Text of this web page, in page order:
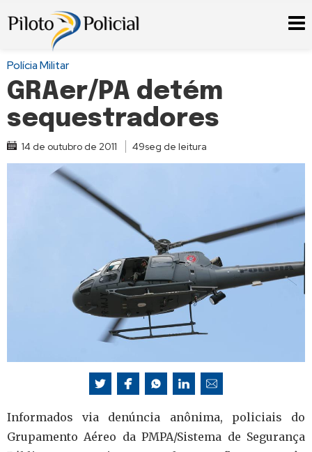
Polícia Militar
GRAer/PA detém
sequestradores
14 de outubro de 2011 49seg de leitura
Informados via denúncia anônima, policiais do
Grupamento Aéreo da PMPA/Sistema de Segurança